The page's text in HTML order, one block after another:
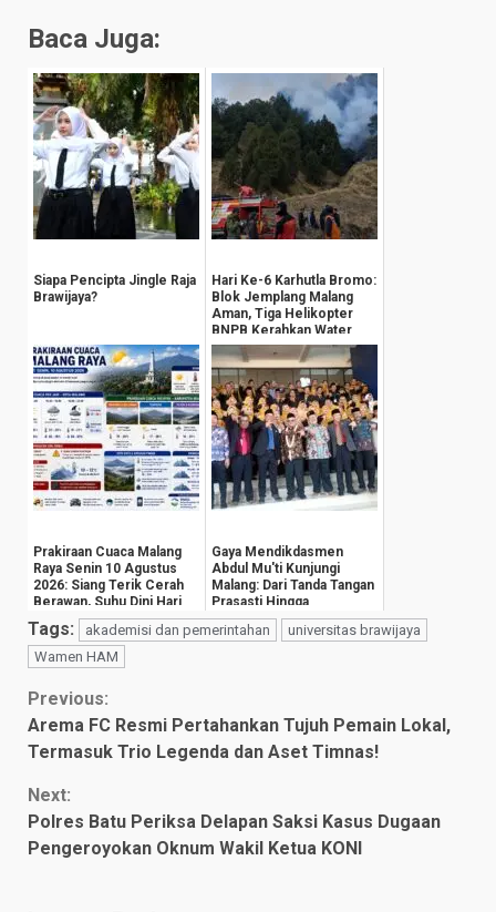
Baca Juga:
Siapa Pencipta Jingle Raja
Brawijaya?
Hari Ke-6 Karhutla Bromo:
Blok Jemplang Malang
Aman, Tiga Helikopter
BNPB Kerahkan Water
Bombing
Prakiraan Cuaca Malang
Raya Senin 10 Agustus
2026: Siang Terik Cerah
Berawan, Suhu Dini Hari
Anjlok ...
Gaya Mendikdasmen
Abdul Mu'ti Kunjungi
Malang: Dari Tanda Tangan
Prasasti Hingga
Groundbreaking Gedu...
Tags: akademisi dan pemerintahan
universitas brawijaya
Wamen HAM
Continue
Reading
Previous:
Arema FC Resmi Pertahankan Tujuh Pemain Lokal,
Termasuk Trio Legenda dan Aset Timnas!
Next:
Polres Batu Periksa Delapan Saksi Kasus Dugaan
Pengeroyokan Oknum Wakil Ketua KONI